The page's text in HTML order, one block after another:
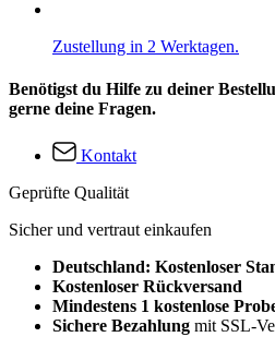
Zustellung in 2 Werktagen.
Benötigst du Hilfe zu deiner
gerne deine Fragen.
Kontakt
Geprüfte Qualität
Sicher und vertraut einkaufen
Deutschland: Kostenloser
Kostenloser Rückversand
Mindestens 1 kostenlose
Sichere Bezahlung mit SSL-